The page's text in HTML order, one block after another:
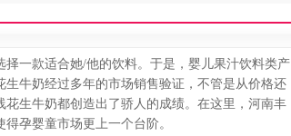
一款适合她/他的饮料。于是，婴儿果汁饮料类产
牛奶经过多年的市场销售验证，不管是从价格还
生牛奶都创造出了骄人的成绩。在这里，河南丰
孕婴童市场更上一个台阶。